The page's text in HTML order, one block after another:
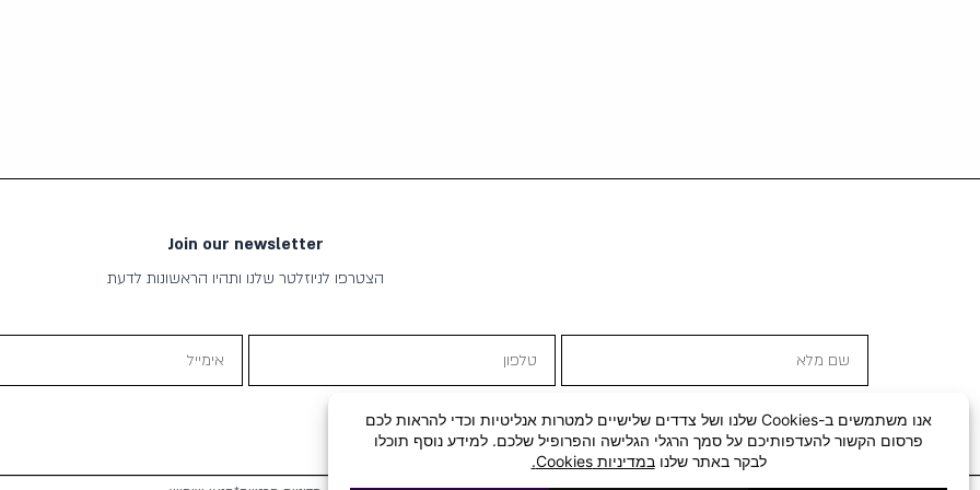
Join our newsletter
הצטרפו לניוזלטר שלנו ותהיו הראשונות לדעת
מלא
הפרטיות
תוכן
שיווקי